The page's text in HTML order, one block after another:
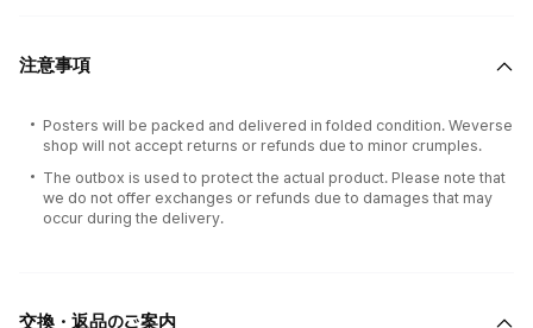
注意事項
Posters will be packed and delivered in folded condition. Weverse
shop will not accept returns or refunds due to minor crumples.
The outbox is used to protect the actual product. Please note that
we do not offer exchanges or refunds due to damages that may
occur during the delivery.
交換・返品のご案内